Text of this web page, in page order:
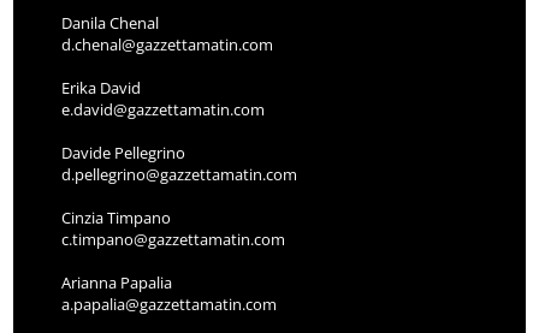
Danila Chenal
d.chenal@gazzettamatin.com
Erika David
e.david@gazzettamatin.com
Davide Pellegrino
d.pellegrino@gazzettamatin.com
Cinzia Timpano
c.timpano@gazzettamatin.com
Arianna Papalia
a.papalia@gazzettamatin.com